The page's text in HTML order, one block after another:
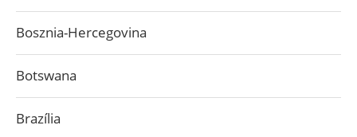
Bosznia-Hercegovina
Botswana
Brazília